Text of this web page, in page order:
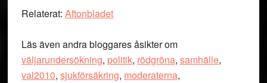
Relaterat: Aftonbladet
Läs även andra bloggares åsikter om
väljarundersökning, politik, rödgröna, samhälle,
val2010, sjukförsäkring, moderaterna,